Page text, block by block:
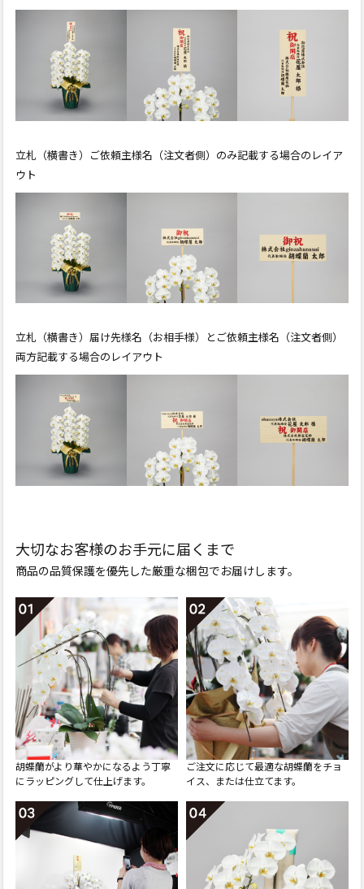
立札（横書き）ご依頼主様名（注文者側）のみ記載する場合の レイア
ウト
立札（横書き）届け先様名（お相手様）とご依頼主様名 （注文者側）
両方記載する場合のレイアウト
大切なお客様のお手元に届くまで
商品の品質保護を優先した厳重な梱包でお届けします。
胡蝶蘭がより華やかになるよう丁寧
にラッピングして仕上げます。
ご注文に応じて最適な胡蝶蘭をチョ
イス、または仕立てます。